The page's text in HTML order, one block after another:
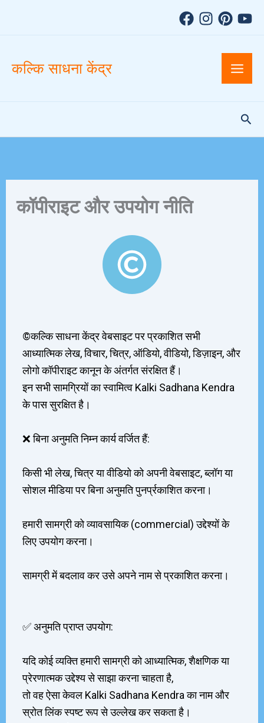
कल्कि साधना केंद्र
कॉपीराइट और उपयोग नीति
©️कल्कि साधना केंद्र वेबसाइट पर प्रकाशित सभी
आध्यात्मिक लेख, विचार, चित्र, ऑडियो, वीडियो, डिज़ाइन, और
लोगो कॉपीराइट कानून के अंतर्गत संरक्षित हैं।
इन सभी सामग्रियों का स्वामित्व Kalki Sadhana Kendra
के पास सुरक्षित है।
❌ बिना अनुमति निम्न कार्य वर्जित हैं:
किसी भी लेख, चित्र या वीडियो को अपनी वेबसाइट, ब्लॉग या
सोशल मीडिया पर बिना अनुमति पुनर्प्रकाशित करना।
हमारी सामग्री को व्यावसायिक (commercial) उद्देश्यों के
लिए उपयोग करना।
सामग्री में बदलाव कर उसे अपने नाम से प्रकाशित करना।
✅ अनुमति प्राप्त उपयोग:
यदि कोई व्यक्ति हमारी सामग्री को आध्यात्मिक, शैक्षणिक या
प्रेरणात्मक उद्देश्य से साझा करना चाहता है,
तो वह ऐसा केवल Kalki Sadhana Kendra का नाम और
स्रोत लिंक स्पष्ट रूप से उल्लेख कर सकता है।
v
e